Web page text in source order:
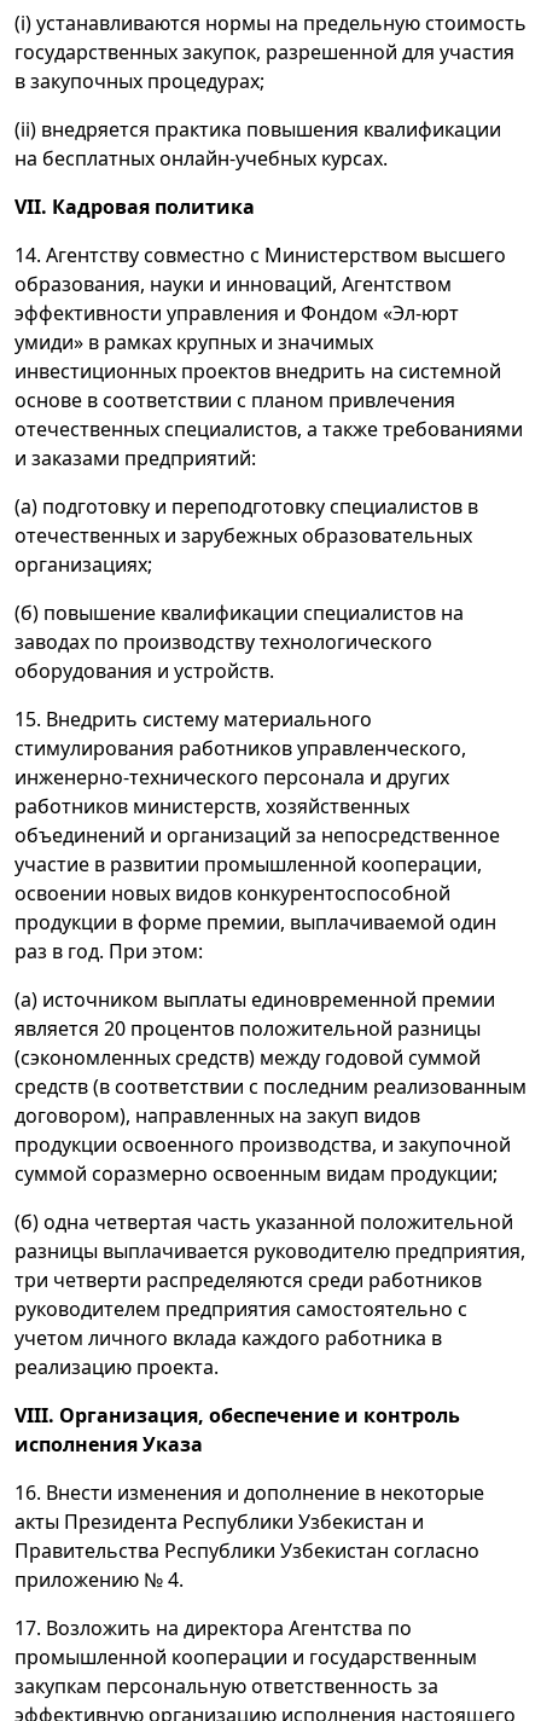
(i) устанавливаются нормы на предельную стоимость
государственных закупок, разрешенной для участия
в закупочных процедурах;
(ii) внедряется практика повышения квалификации
на бесплатных онлайн-учебных курсах.
VII. Кадровая политика
14. Агентству совместно с Министерством высшего
образования, науки и инноваций, Агентством
эффективности управления и Фондом «Эл-юрт
умиди» в рамках крупных и значимых
инвестиционных проектов внедрить на системной
основе в соответствии с планом привлечения
отечественных специалистов, а также требованиями
и заказами предприятий:
(а) подготовку и переподготовку специалистов в
отечественных и зарубежных образовательных
организациях;
(б) повышение квалификации специалистов на
заводах по производству технологического
оборудования и устройств.
15. Внедрить систему материального
стимулирования работников управленческого,
инженерно-технического персонала и других
работников министерств, хозяйственных
объединений и организаций за непосредственное
участие в развитии промышленной кооперации,
освоении новых видов конкурентоспособной
продукции в форме премии, выплачиваемой один
раз в год. При этом:
(а) источником выплаты единовременной премии
является 20 процентов положительной разницы
(сэкономленных средств) между годовой суммой
средств (в соответствии с последним реализованным
договором), направленных на закуп видов
продукции освоенного производства, и закупочной
суммой соразмерно освоенным видам продукции;
(б) одна четвертая часть указанной положительной
разницы выплачивается руководителю предприятия,
три четверти распределяются среди работников
руководителем предприятия самостоятельно с
учетом личного вклада каждого работника в
реализацию проекта.
VIII. Организация, обеспечение и контроль
исполнения Указа
16. Внести изменения и дополнение в некоторые
акты Президента Республики Узбекистан и
Правительства Республики Узбекистан согласно
приложению № 4.
17. Возложить на директора Агентства по
промышленной кооперации и государственным
закупкам персональную ответственность за
эффективную организацию исполнения настоящего